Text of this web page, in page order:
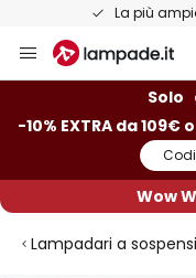
La più
Salta
al
Solo
-10% EXTRA da 109€
Wow
Lampadari a